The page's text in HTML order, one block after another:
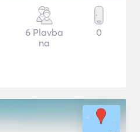
6 Plavba
na
0